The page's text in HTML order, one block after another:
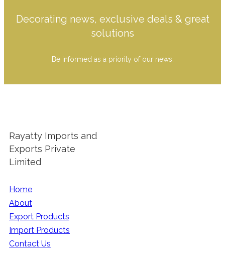
Decorating news, exclusive deals & great
solutions
Be informed as a priority of our news.
Rayatty Imports and
Exports Private
Limited
Home
About
Export Products
Import Products
Contact Us